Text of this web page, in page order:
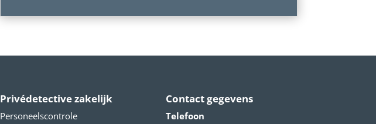
Privédetective zakelijk
Personeelscontrole
Contact gegevens
Telefoon